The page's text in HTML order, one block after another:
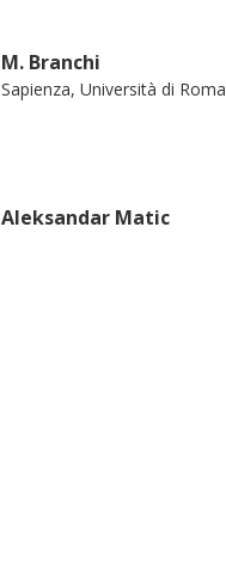
M. Branchi
Sapienza, Università di Roma
Aleksandar Matic